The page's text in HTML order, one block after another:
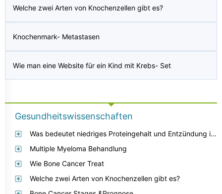
Welche zwei Arten von Knochenzellen gibt es?
Knochenmark- Metastasen
Wie man eine Website für ein Kind mit Krebs- Set
Gesundheitswissenschaften
Was bedeutet niedriges Proteingehalt und Entzündung im Knochenprofil, da dies eines der Ergebnisse im Blutbild war?
Multiple Myeloma Behandlung
Wie Bone Cancer Treat
Welche zwei Arten von Knochenzellen gibt es?